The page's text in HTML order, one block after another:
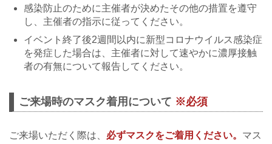
感染防止のために主催者が決めたその他の措置を遵守
し、主催者の指示に従ってください。
イベント終了後2週間以内に新型コロナウイルス感染症
を発症した場合は、主催者に対して速やかに濃厚接触
者の有無について報告してください。
ご来場時のマスク着用について ※必須
ご来場いただく際は、 必ずマスクをご着用ください。 マス